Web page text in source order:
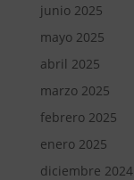
junio 2025
mayo 2025
abril 2025
marzo 2025
febrero 2025
enero 2025
diciembre 2024